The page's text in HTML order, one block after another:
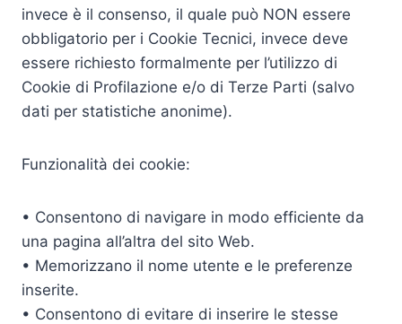
invece è il consenso, il quale può NON essere
obbligatorio per i Cookie Tecnici, invece deve
essere richiesto formalmente per l’utilizzo di
Cookie di Profilazione e/o di Terze Parti (salvo
dati per statistiche anonime).
Funzionalità dei cookie:
• Consentono di navigare in modo efficiente da
una pagina all’altra del sito Web.
• Memorizzano il nome utente e le preferenze
inserite.
• Consentono di evitare di inserire le stesse